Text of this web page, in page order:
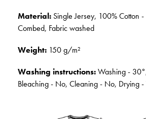
Material: Single Jersey, 100% Cotton
Combed, Fabric washed
Weight: 150 g/m²
Washing instructions:Washing -
Bleaching - No, Cleaning - No, Drying -